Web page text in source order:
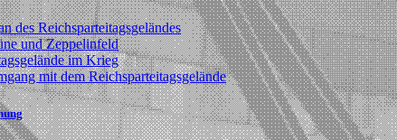
des Reichsparteitagsgeländes
und Zeppelinfeld
im Krieg
mit dem Reichsparteitagsgelände